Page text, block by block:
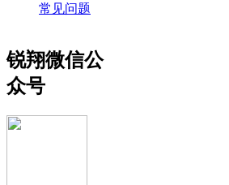
常见问题
锐翔微信公
众号